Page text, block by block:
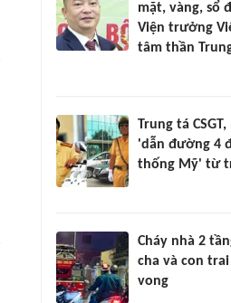
mặt, vàng, sổ
Viện trưởng
tâm thần
Trung tá
'dẫn đường 4
thống Mỹ' từ
Cháy nhà 2
cha và con
vong